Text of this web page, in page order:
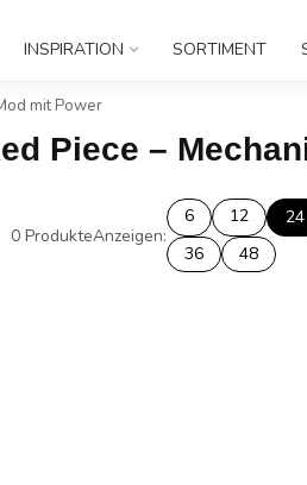
INSPIRATION SORTIMENT
mit Power
Piece –
0 ProdukteAnzeigen:
6 12
24
36
48